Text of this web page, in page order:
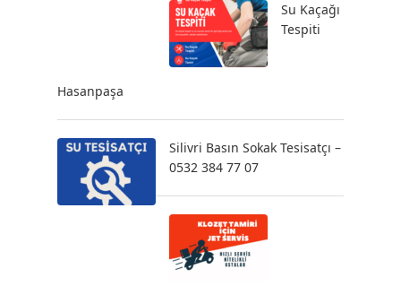
Su Kaçağı
Tespiti
Hasanpaşa
Silivri Basın Sokak Tesisatçı –
0532 384 77 07